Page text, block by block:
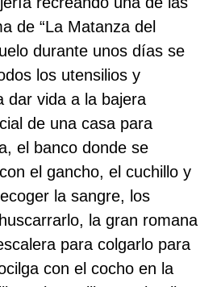
de “La Matanza del
durante unos días se
los utensilios y
dar vida a la bajera
de una casa para
el banco donde se
el gancho, el cuchillo y
la sangre, los
la gran romana
para colgarlo para
con el cocho en la